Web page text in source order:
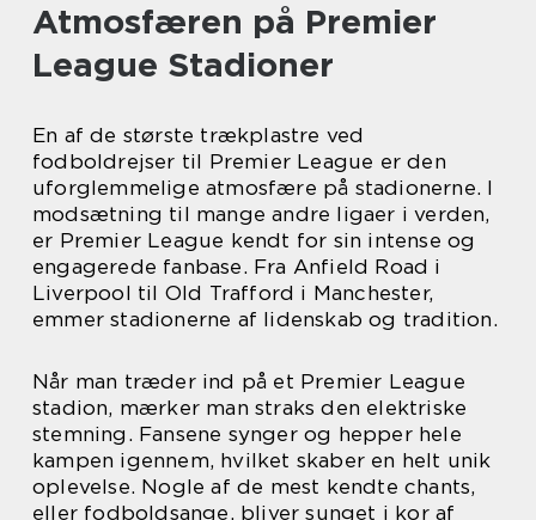
Atmosfæren på Premier
League Stadioner
En af de største trækplastre ved
fodboldrejser til Premier League er den
uforglemmelige atmosfære på stadionerne. I
modsætning til mange andre ligaer i verden,
er Premier League kendt for sin intense og
engagerede fanbase. Fra Anfield Road i
Liverpool til Old Trafford i Manchester,
emmer stadionerne af lidenskab og tradition.
Når man træder ind på et Premier League
stadion, mærker man straks den elektriske
stemning. Fansene synger og hepper hele
kampen igennem, hvilket skaber en helt unik
oplevelse. Nogle af de mest kendte chants,
eller fodboldsange, bliver sunget i kor af